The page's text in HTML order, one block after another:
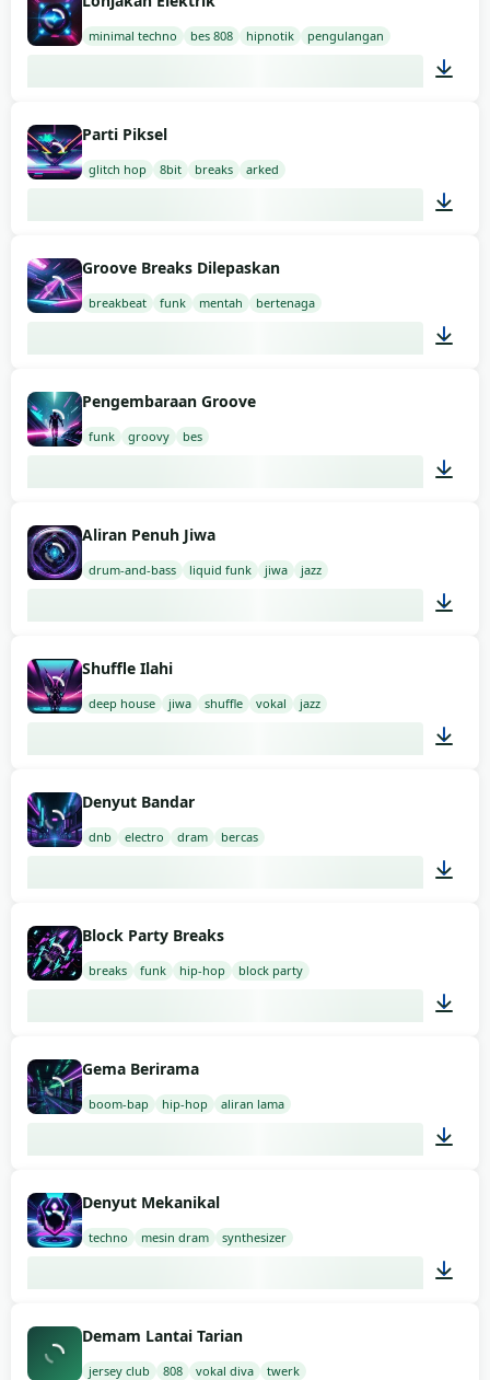
minimal techno bes 808 hipnotik pengulangan
Parti Piksel
glitch hop 8bit breaks arked
Groove Breaks Dilepaskan
breakbeat funk mentah bertenaga
Pengembaraan Groove
funk groovy bes
Aliran Penuh Jiwa
drum-and-bass liquid funk jiwa jazz
Shuffle Ilahi
deep house jiwa shuffle vokal jazz
Denyut Bandar
dnb electro dram bercas
Block Party Breaks
breaks funk hip-hop block party
Gema Berirama
boom-bap hip-hop aliran lama
Denyut Mekanikal
techno mesin dram synthesizer
Demam Lantai Tarian
jersey club 808 vokal diva twerk